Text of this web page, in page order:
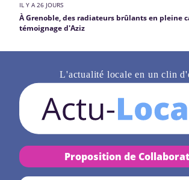
IL Y A 26 JOURS
À Grenoble, des radiateurs brûlants en pleine
témoignage d'Aziz
L'actualité locale en un clin
Proposition de